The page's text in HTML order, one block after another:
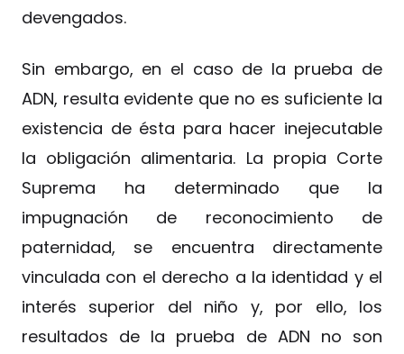
devengados.
Sin embargo, en el caso de la prueba de
ADN, resulta evidente que no es suficiente la
existencia de ésta para hacer inejecutable
la obligación alimentaria. La propia Corte
Suprema ha determinado que la
impugnación de reconocimiento de
paternidad, se encuentra directamente
vinculada con el derecho a la identidad y el
interés superior del niño y, por ello, los
resultados de la prueba de ADN no son